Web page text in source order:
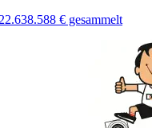
22.638.588 € gesammelt